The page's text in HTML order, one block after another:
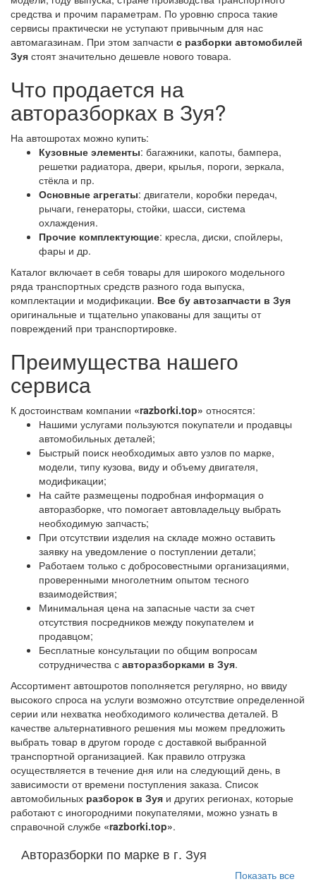
средства и прочим параметрам. По уровню спроса такие
сервисы практически не уступают привычным для нас
автомагазинам. При этом запчасти с разборки автомобилей
Зуя стоят значительно дешевле нового товара.
Что продается на
авторазборках в Зуя?
На автошротах можно купить:
Кузовные элементы: багажники, капоты, бампера,
решетки радиатора, двери, крылья, пороги, зеркала,
стёкла и пр.
Основные агрегаты: двигатели, коробки передач,
рычаги, генераторы, стойки, шасси, система
охлаждения.
Прочие комплектующие: кресла, диски, спойлеры,
фары и др.
Каталог включает в себя товары для широкого модельного
ряда транспортных средств разного года выпуска,
комплектации и модификации. Все бу автозапчасти в Зуя
оригинальные и тщательно упакованы для защиты от
повреждений при транспортировке.
Преимущества нашего
сервиса
К достоинствам компании «razborki.top» относятся:
Нашими услугами пользуются покупатели и продавцы
автомобильных деталей;
Быстрый поиск необходимых авто узлов по марке,
модели, типу кузова, виду и объему двигателя,
модификации;
На сайте размещены подробная информация о
авторазборке, что помогает автовладельцу выбрать
необходимую запчасть;
При отсутствии изделия на складе можно оставить
заявку на уведомление о поступлении детали;
Работаем только с добросовестными организациями,
проверенными многолетним опытом тесного
взаимодействия;
Минимальная цена на запасные части за счет
отсутствия посредников между покупателем и
продавцом;
Бесплатные консультации по общим вопросам
сотрудничества с авторазборками в Зуя.
Ассортимент автошротов пополняется регулярно, но ввиду
высокого спроса на услуги возможно отсутствие определенной
серии или нехватка необходимого количества деталей. В
качестве альтернативного решения мы можем предложить
выбрать товар в другом городе с доставкой выбранной
транспортной организацией. Как правило отгрузка
осуществляется в течение дня или на следующий день, в
зависимости от времени поступления заказа. Список
автомобильных разборок в Зуя и других регионах, которые
работают с иногородними покупателями, можно узнать в
справочной службе «razborki.top».
Авторазборки по марке в г. Зуя
Показать все